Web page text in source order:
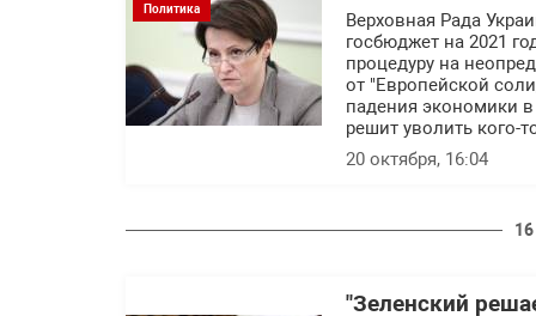
Политика
Верховная Рада
госбюджет на 2021
процедуру на
от "Европейской
падения экономики
решит уволить кого-
20 октября, 16:04
"Зеленский